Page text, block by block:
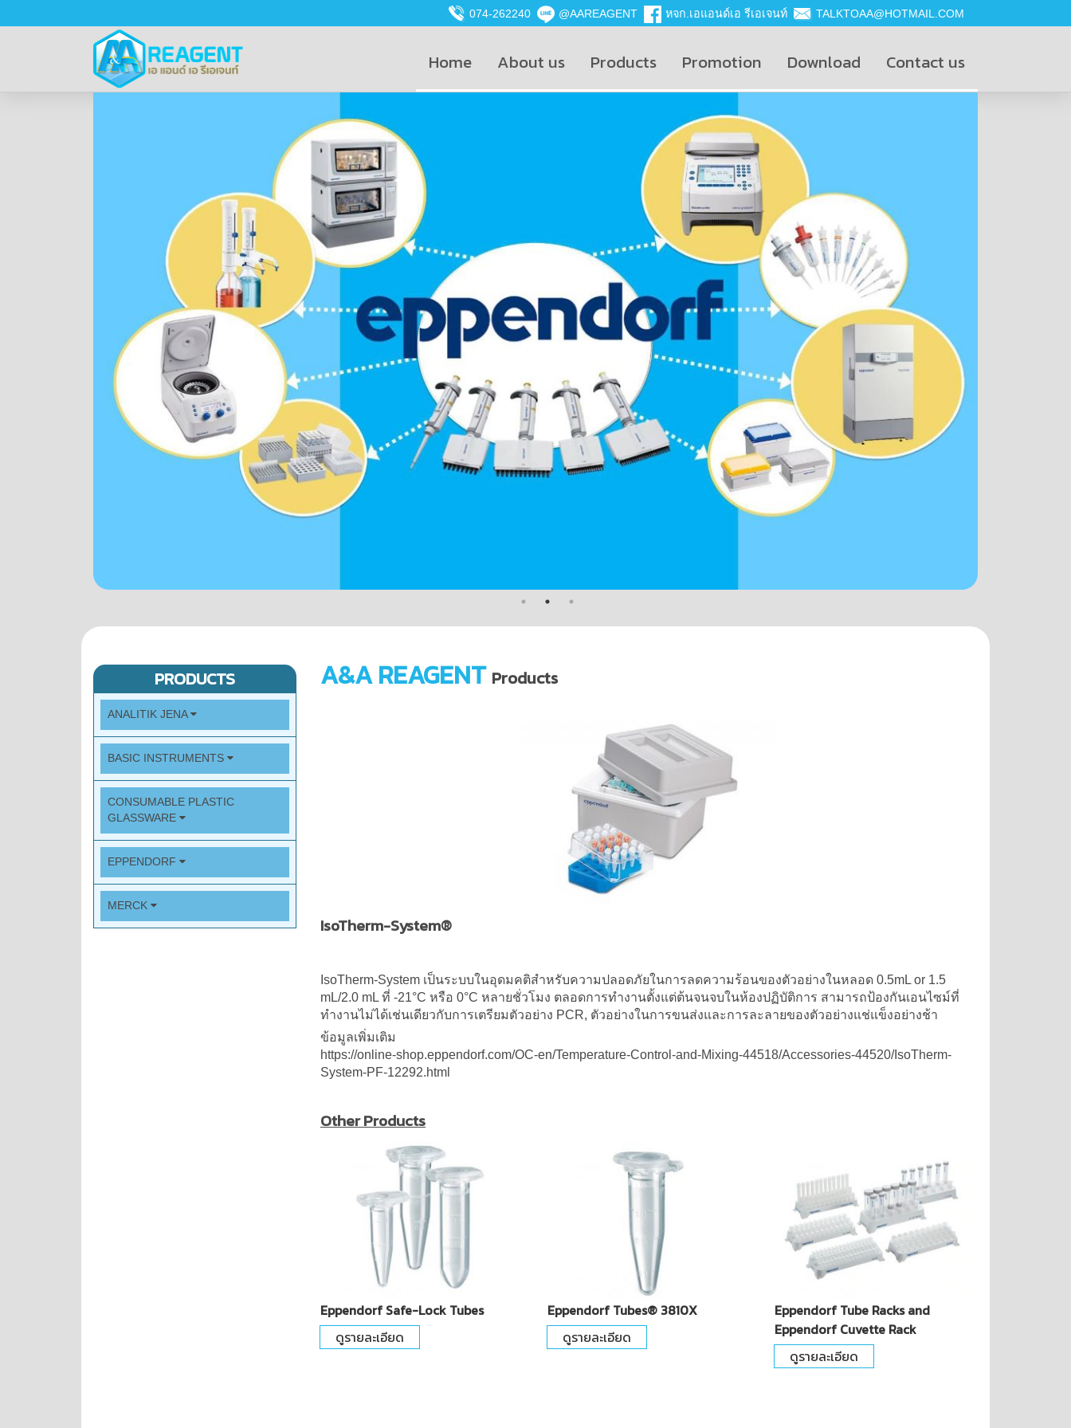
074-262240 @AAREAGENT หจก.เอแอนด์เอ รีเอเจนท์ TALKTOAA@HOTMAIL.COM
Home About us Products Promotion Download Contact us
PRODUCTS
ANALITIK JENA
BASIC INSTRUMENTS
CONSUMABLE PLASTIC
GLASSWARE
EPPENDORF
MERCK
A&A REAGENT Products
IsoTherm-System®
IsoTherm-System เป็นระบบในอุดมคติสำหรับความปลอดภัยในการลดความร้อนของตัวอย่างในหลอด 0.5mL or 1.5
mL/2.0 mL ที่ -21°C หรือ 0°C หลายชั่วโมง ตลอดการทำงานตั้งแต่ต้นจนจบในห้องปฏิบัติการ สามารถป้องกันเอนไซม์ที่
ทำงานไม่ได้เช่นเดียวกับการเตรียมตัวอย่าง PCR, ตัวอย่างในการขนส่งและการละลายของตัวอย่างแช่แข็งอย่างช้า
ข้อมูลเพิ่มเติม
https://online-shop.eppendorf.com/OC-en/Temperature-Control-and-Mixing-44518/Accessories-44520/IsoTherm-
System-PF-12292.html
Other Products
Eppendorf Safe-Lock Tubes
ดูรายละเอียด
Eppendorf Tubes® 3810X
ดูรายละเอียด
Eppendorf Tube Racks and
Eppendorf Cuvette Rack
ดูรายละเอียด